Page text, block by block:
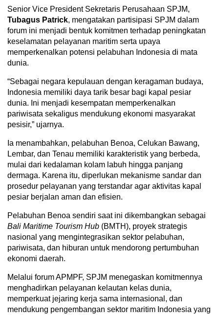
Senior Vice President Sekretaris Perusahaan SPJM,
Tubagus Patrick, mengatakan partisipasi SPJM dalam
forum ini menjadi bentuk komitmen terhadap peningkatan
keselamatan pelayanan maritim serta upaya
memperkenalkan potensi pelabuhan Indonesia di mata
dunia.
“Sebagai negara kepulauan dengan keragaman budaya,
Indonesia memiliki daya tarik besar bagi kapal pesiar
dunia. Ini menjadi kesempatan memperkenalkan
pariwisata sekaligus mendukung ekonomi masyarakat
pesisir,” ujarnya.
Ia menambahkan, pelabuhan Benoa, Celukan Bawang,
Lembar, dan Tenau memiliki karakteristik yang berbeda,
mulai dari kedalaman kolam labuh hingga panjang
dermaga. Karena itu, diperlukan mekanisme sandar dan
prosedur pelayanan yang terstandar agar aktivitas kapal
pesiar berjalan aman dan efisien.
Pelabuhan Benoa sendiri saat ini dikembangkan sebagai
Bali Maritime Tourism Hub (BMTH), proyek strategis
nasional yang mengintegrasikan sektor pelabuhan,
pariwisata, dan hiburan untuk mendorong pertumbuhan
ekonomi daerah.
Melalui forum APMPF, SPJM menegaskan komitmennya
menghadirkan pelayanan kelautan kelas dunia,
memperkuat jejaring kerja sama internasional, dan
mendukung pengembangan sektor maritim Indonesia yang